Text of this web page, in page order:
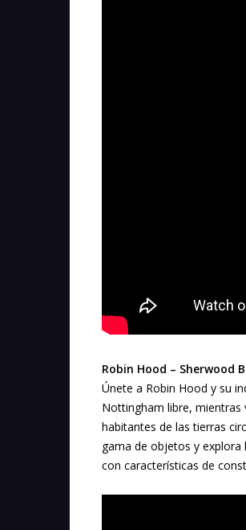
Robin Hood – Sherwood
Únete a Robin Hood y su
Nottingham libre, mientras
habitantes de las tierras
gama de objetos y explora
con características de